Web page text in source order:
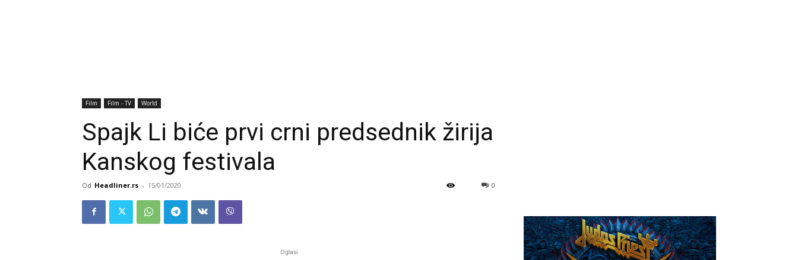
Film Film - TV World
Spajk Li biće prvi crni predsednik žirija
Kanskog festivala
Od Headliner.rs - 15/01/2020 0
Oglasi